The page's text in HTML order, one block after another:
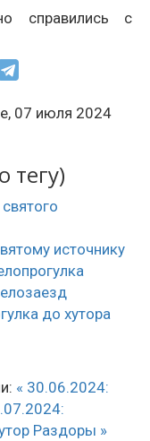
справились с
07 июля 2024
тегу)
источнику
до хутора
« 30.06.2024:
Раздоры »